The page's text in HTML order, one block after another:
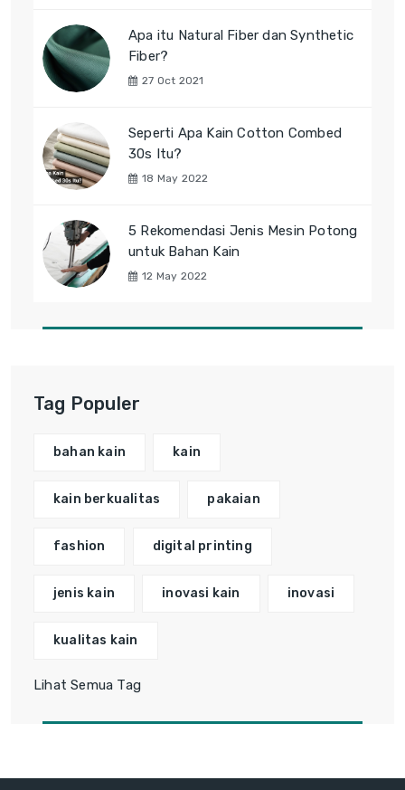
Apa itu Natural Fiber dan Synthetic
Fiber?
27 Oct 2021
Seperti Apa Kain Cotton Combed
30s Itu?
18 May 2022
5 Rekomendasi Jenis Mesin Potong
untuk Bahan Kain
12 May 2022
Tag Populer
bahan kain kain
kain berkualitas pakaian
fashion digital printing
jenis kain inovasi kain inovasi
kualitas kain
Lihat Semua Tag